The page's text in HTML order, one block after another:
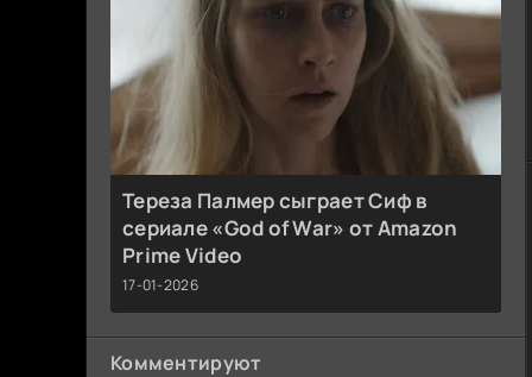
Тереза Палмер сыграет Сиф в
сериале «God of War» от Amazon
Prime Video
17-01-2026
Комментируют